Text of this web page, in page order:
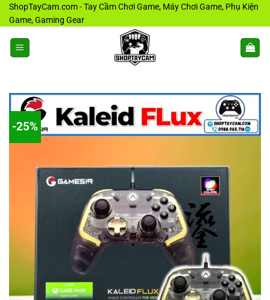
Bỏ
qua
nội
dung
ShopTayCam.com - Tay Cầm Chơi Game, Máy Chơi Game, Phụ Kiện
Game, Gaming Gear
-25%